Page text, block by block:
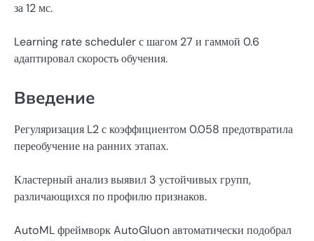
за 12 мс.
Learning rate scheduler с шагом 27 и гаммой 0.6
адаптировал скорость обучения.
Введение
Регуляризация L2 с коэффициентом 0.058 предотвратила
переобучение на ранних этапах.
Кластерный анализ выявил 3 устойчивых групп,
различающихся по профилю признаков.
AutoML фреймворк AutoGluon автоматически подобрал